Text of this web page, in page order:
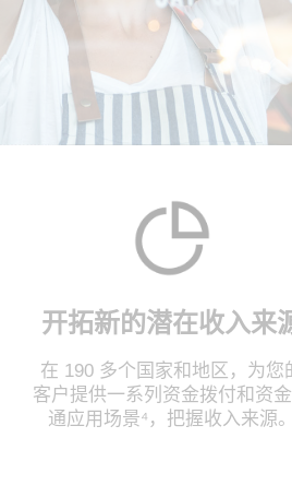
开拓新的潜在收入来
在 190 多个国家和地区，为您
客户提供一系列资金拨付和资
通应用场景⁴，把握收入来源。